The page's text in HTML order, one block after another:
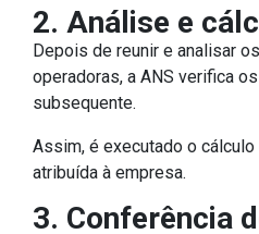
2. Análise e
Depois de reunir e analisar
operadoras, a ANS verifica
subsequente.
Assim, é executado o
atribuída à empresa.
3. Conferência